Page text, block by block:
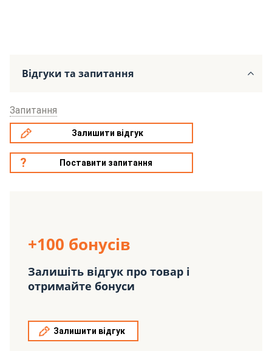
Відгуки та запитання
Запитання
Залишити відгук
Поставити запитання
+100 бонусів
Залишіть відгук про товар і
отримайте бонуси
Залишити відгук